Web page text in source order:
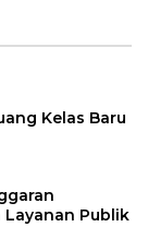
Kelas Baru
Publik